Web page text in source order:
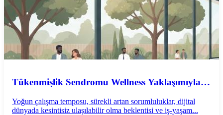
Tükenmişlik Sendromu Wellness Yaklaşımıyla
Yoğun çalışma temposu, sürekli artan sorumluluklar, dijital
dünyada kesintisiz ulaşılabilir olma beklentisi ve iş-yaşam...